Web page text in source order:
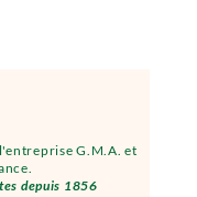
G.M.A. et
depuis 1856